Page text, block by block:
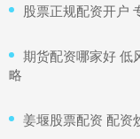
股票正规配资开户
期货配资哪家好 低
略
姜堰股票配资 配资